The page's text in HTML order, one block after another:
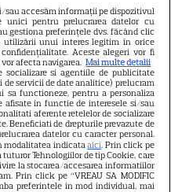
2026: când o poți
mai bine
are pepenele roșu
și contraindicații
sau accesăm informații pe dispozitivul
unici pentru prelucrarea datelor cu
gestiona preferințele dvs. făcând clic
utilizării unui interes legitim în orice
Aceste alegeri vor fi
afecta navigarea. Mai multe detalii
si agentiile de publicitate
servicii de date analitice) prelucram
functioneze, pentru a personaliza
in functie de interesele si/sau
aferente retelelor de socializare
Beneficiati de drepturile prevazute de
datelor cu caracter personal.
modalitatea indicataaici. Prin click pe
tuturor Tehnologiilor de tip Cookie, care
la stocarea/accesarea informatiilor
Prin click pe “VREAU SA MODIFIC
preferintele in mod individual, mai